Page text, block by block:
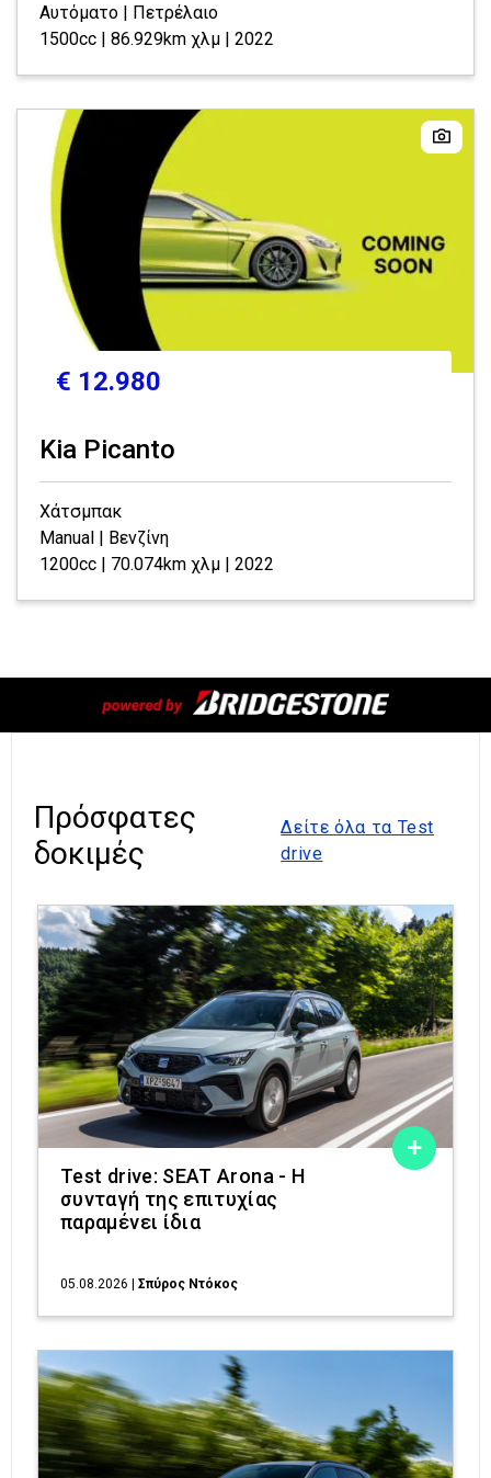
Αυτόματο | Πετρέλαιο
1500cc | 86.929km χλμ | 2022
€ 12.980
Kia Picanto
Χάτσμπακ
Manual | Βενζίνη
1200cc | 70.074km χλμ | 2022
Πρόσφατες
δοκιμές
Δείτε όλα τα Test
drive
Test drive: SEAT Arona - Η
συνταγή της επιτυχίας
παραμένει ίδια
05.08.2026 | Σπύρος Ντόκος